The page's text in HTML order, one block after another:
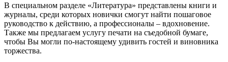
В специальном разделе «Литература» представлены книги и
журналы, среди которых новички смогут найти пошаговое
руководство к действию, а профессионалы – вдохновение.
Также мы предлагаем услугу печати на съедобной бумаге,
чтобы Вы могли по-настоящему удивить гостей и виновника
торжества.